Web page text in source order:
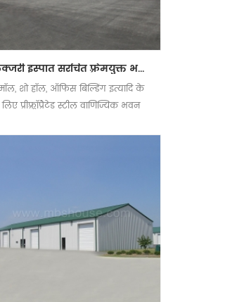
लक्जरी इस्पात संरचित फ़्रेमयुक्त भवन वाणिज्यिक मॉल / कार्यालय भवन / शो हॉल
शो हॉल, ऑफिस बिल्डिंग इत्यादि के
लिए प्रीफ़्र्रॉप्रैटेड स्टील वाणिज्यिक भवन